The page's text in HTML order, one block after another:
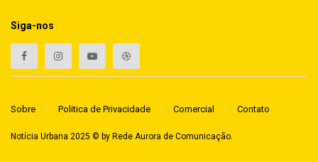
Siga-nos
Sobre Politica de Privacidade Comercial Contato
Notícia Urbana 2025 © by Rede Aurora de Comunicação